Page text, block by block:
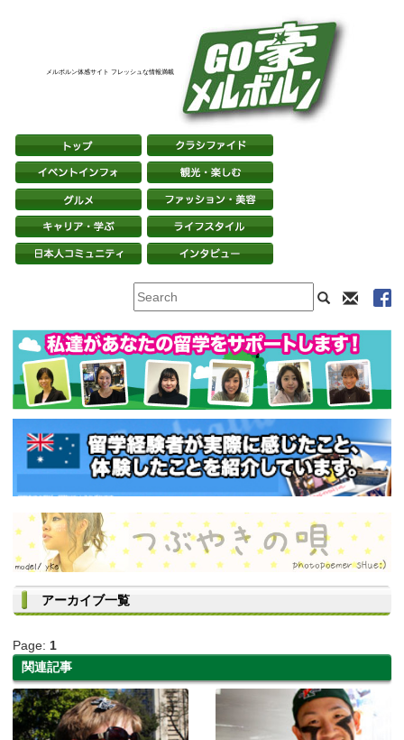
メルボルン体感サイト フレッシュな情報満載
アーカイブ一覧
Page: 1
関連記事